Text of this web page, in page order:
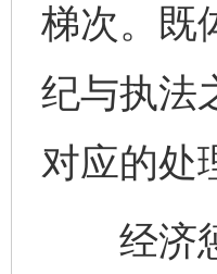
梯次。既
纪与执法
对应的处
经济惩